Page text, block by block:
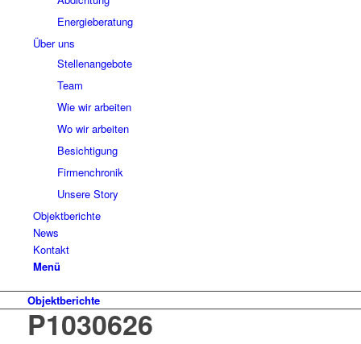
Energieberatung
Über uns
Stellenangebote
Team
Wie wir arbeiten
Wo wir arbeiten
Besichtigung
Firmenchronik
Unsere Story
Objektberichte
News
Kontakt
Menü
Objektberichte
P1030626